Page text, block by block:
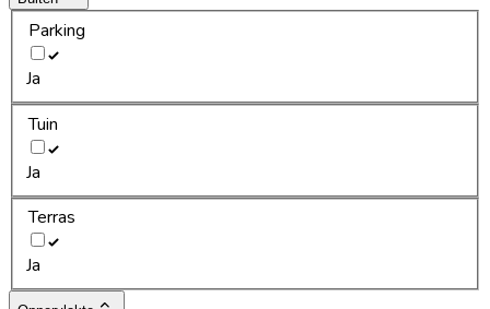
Parking
Ja
Tuin
Ja
Terras
Ja